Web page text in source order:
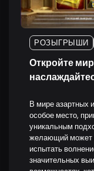
РОЗЫГРЫШИ
Откройте
В мире азартных
особое место,
уникальным
желающий может
испытать
значительных